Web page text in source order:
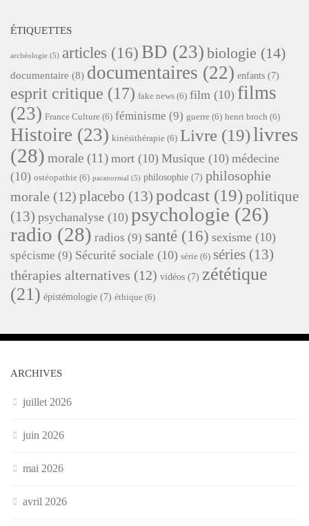
ÉTIQUETTES
archéologie (5) articles (16) BD (23) biologie (14)
documentaire (8) documentaires (22) enfants (7)
esprit critique (17) fake news (6) film (10) films
(23) France Culture (6) féminisme (9) guerre (6) henri broch (6)
Histoire (23) kinésithérapie (6) Livre (19)livres
(28) morale (11) mort (10) Musique (10) médecine
(10) ostéopathie (6) paranormal (5) philosophie (7) philosophie
morale (12) placebo (13) podcast (19)politique
(13) psychanalyse (10) psychologie (26)
radio (28) radios (9) santé (16) sexisme (10)
spécisme (9) Sécurité sociale (10) série (6) séries (13)
thérapies alternatives (12) vidéos (7) zététique
(21) épistémologie (7) éthique (6)
ARCHIVES
juillet 2026
juin 2026
mai 2026
avril 2026